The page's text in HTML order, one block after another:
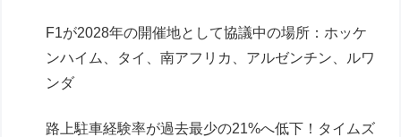
F1が2028年の開催地として協議中の場所：ホッケ
ンハイム、タイ、南アフリカ、アルゼンチン、ルワ
ンダ
路上駐車経験率が過去最少の21%へ低下！タイムズ